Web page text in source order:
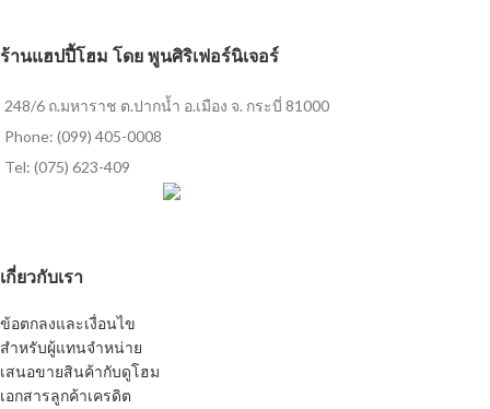
ร้านแฮปปี้โฮม โดย พูนศิริเฟอร์นิเจอร์
248/6 ถ.มหาราช ต.ปากน้ำ อ.เมือง จ. กระบี่ 81000
Phone: (099) 405-0008
Tel: (075) 623-409
เกี่ยวกับเรา
ข้อตกลงและเงื่อนไข
สำหรับผู้แทนจำหน่าย
เสนอขายสินค้ากับดูโฮม
เอกสารลูกค้าเครดิต